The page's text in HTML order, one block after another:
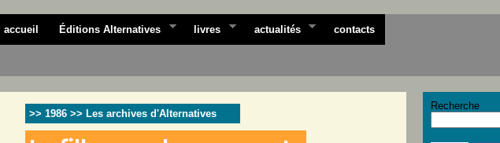
accueil Éditions Alternatives livres actualités contacts
>> 1986 >> Les archives d'Alternatives
Recherche